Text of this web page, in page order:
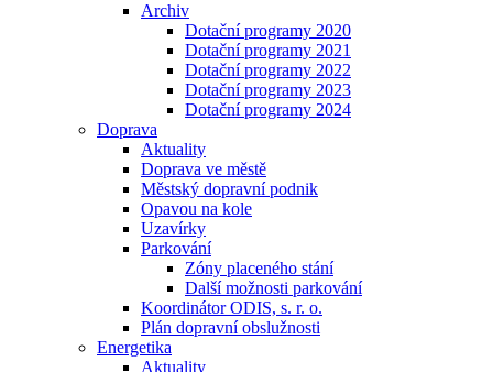
Archiv
Dotační programy 2020
Dotační programy 2021
Dotační programy 2022
Dotační programy 2023
Dotační programy 2024
Doprava
Aktuality
Doprava ve městě
Městský dopravní podnik
Opavou na kole
Uzavírky
Parkování
Zóny placeného stání
Další možnosti parkování
Koordinátor ODIS, s. r. o.
Plán dopravní obslužnosti
Energetika
Aktuality